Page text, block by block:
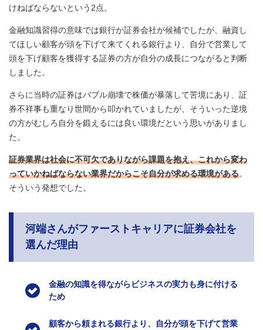
けねばならないという2点。
金融知識習得の意味では銀行か証券会社が候補でしたが、融資し
てほしい顧客が頭を下げて来てくれる銀行より、自分で営業して
頭を下げ顧客を獲得する証券の方が自分の成長につながると判断
しました。
さらに当時の証券はバブル崩壊で株価が暴落して苦境にあり、証
券不祥事も重なり世間から叩かれていましたが、そういった逆境
の方がむしろ自分を鍛えるには良い環境だという思いがありまし
た。
証券業界は社会に不可欠でありながら課題を抱え、これから変わ
っていかねばならない業界だからこそ自分が求める環境がある。
そういう発想でした。
河端さんがファーストキャリアに証券会社を
選んだ理由
金融の知識を得ながらビジネスの実力も身に付ける
ため
顧客から頼まれる銀行より、自分が頭を下げて営業